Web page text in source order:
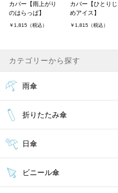
カバー【雨上がり
のはらっぱ】
￥1,815（税込）
カバー【ひとりじ
めアイス】
￥1,815（税込）
カテゴリーから探す
雨傘
折りたたみ傘
日傘
ビニール傘